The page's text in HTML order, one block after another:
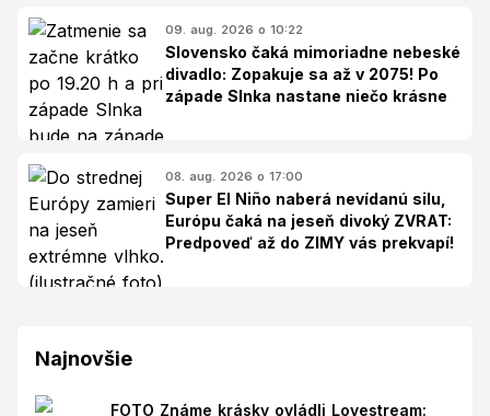
09. aug. 2026 o 10:22
Slovensko čaká mimoriadne nebeské
divadlo: Zopakuje sa až v 2075! Po
západe Slnka nastane niečo krásne
08. aug. 2026 o 17:00
Super El Niño naberá nevídanú silu,
Európu čaká na jeseň divoký ZVRAT:
Predpoveď až do ZIMY vás prekvapí!
Najnovšie
FOTO Známe krásky ovládli Lovestream: